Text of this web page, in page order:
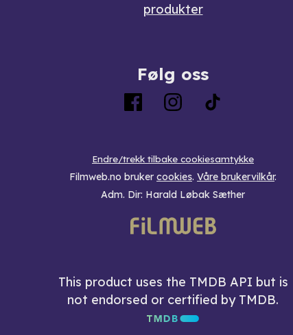
produkter
Følg oss
Endre/trekk tilbake cookiesamtykke
Filmweb.no bruker cookies. Våre brukervilkår.
Adm. Dir: Harald Løbak Sæther
This product uses the TMDB API but is
not endorsed or certified by TMDB.